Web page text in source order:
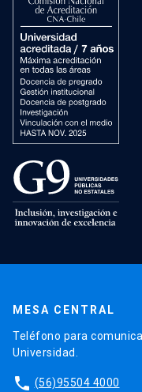
MESA CENTRAL
Teléfono para
Universidad.
phone (56)95504 4000